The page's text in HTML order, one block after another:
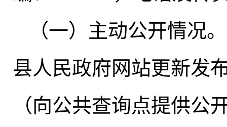
（一）主动公开情况。
县人民政府网站更新发
（向公共查询点提供公